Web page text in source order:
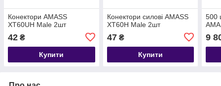
Конектори AMASS
XT60UH Male 2шт
42 ₴
Купити
Конектори силові AMASS
XT60H Male 2шт
47₴
Купити
500
9